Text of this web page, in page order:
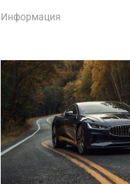
Информация